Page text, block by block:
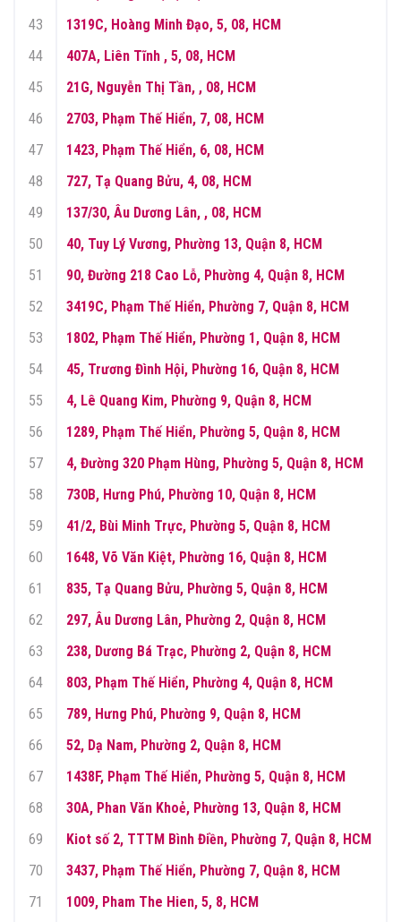
43
1319C, Hoàng Minh Đạo, 5, 08, HCM
44
407A, Liên Tĩnh , 5, 08, HCM
45
21G, Nguyễn Thị Tần, , 08, HCM
46
2703, Phạm Thế Hiển, 7, 08, HCM
47
1423, Phạm Thế Hiển, 6, 08, HCM
48
727, Tạ Quang Bửu, 4, 08, HCM
49
137/30, Âu Dương Lân, , 08, HCM
50
40, Tuy Lý Vương, Phường 13, Quận 8, HCM
51
90, Đường 218 Cao Lỗ, Phường 4, Quận 8, HCM
52
3419C, Phạm Thế Hiển, Phường 7, Quận 8, HCM
53
1802, Phạm Thế Hiển, Phường 1, Quận 8, HCM
54
45, Trương Đình Hội, Phường 16, Quận 8, HCM
55
4, Lê Quang Kim, Phường 9, Quận 8, HCM
56
1289, Phạm Thế Hiển, Phường 5, Quận 8, HCM
57
4, Đường 320 Phạm Hùng, Phường 5, Quận 8, HCM
58
730B, Hưng Phú, Phường 10, Quận 8, HCM
59
41/2, Bùi Minh Trực, Phường 5, Quận 8, HCM
60
1648, Võ Văn Kiệt, Phường 16, Quận 8, HCM
61
835, Tạ Quang Bửu, Phường 5, Quận 8, HCM
62
297, Âu Dương Lân, Phường 2, Quận 8, HCM
63
238, Dương Bá Trạc, Phường 2, Quận 8, HCM
64
803, Phạm Thế Hiển, Phường 4, Quận 8, HCM
65
789, Hưng Phú, Phường 9, Quận 8, HCM
66
52, Dạ Nam, Phường 2, Quận 8, HCM
67
1438F, Phạm Thế Hiển, Phường 5, Quận 8, HCM
68
30A, Phan Văn Khoẻ, Phường 13, Quận 8, HCM
69
Kiot số 2, TTTM Bình Điền, Phường 7, Quận 8, HCM
70
3437, Phạm Thế Hiển, Phường 7, Quận 8, HCM
71
1009, Pham The Hien, 5, 8, HCM